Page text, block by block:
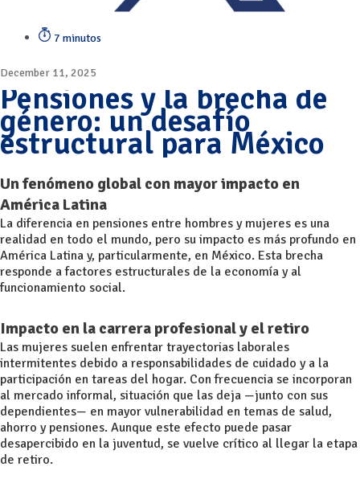
7 minutos
December 11, 2025
Pensiones y la brecha de
género: un desafío
estructural para México
Un fenómeno global con mayor impacto en
América Latina
La diferencia en pensiones entre hombres y mujeres es una
realidad en todo el mundo, pero su impacto es más profundo en
América Latina y, particularmente, en México. Esta brecha
responde a factores estructurales de la economía y al
funcionamiento social.
Impacto en la carrera profesional y el retiro
Las mujeres suelen enfrentar trayectorias laborales
intermitentes debido a responsabilidades de cuidado y a la
participación en tareas del hogar. Con frecuencia se incorporan
al mercado informal, situación que las deja —junto con sus
dependientes— en mayor vulnerabilidad en temas de salud,
ahorro y pensiones. Aunque este efecto puede pasar
desapercibido en la juventud, se vuelve crítico al llegar la etapa
de retiro.